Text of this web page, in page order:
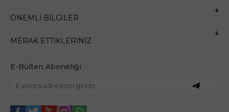
ÖNEMLI BILGILER
MERAK ETTIKLERINIZ
E-Bülten Aboneliği